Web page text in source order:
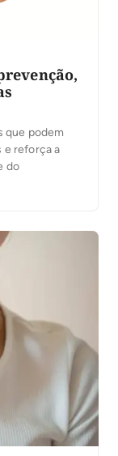
que podem
e reforça a
do